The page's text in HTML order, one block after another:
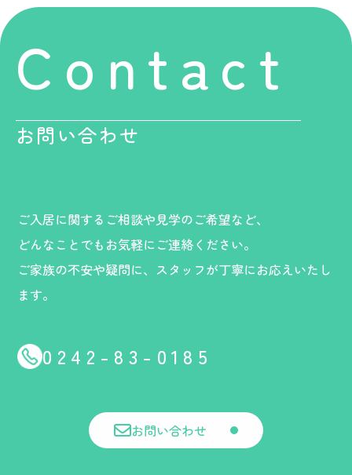
Contact
お問い合わせ
ご入居に関するご相談や見学のご希望など、
どんなことでもお気軽にご連絡ください。
ご家族の不安や疑問に、スタッフが丁寧にお応えいたし
ます。
0242-83-0185
お問い合わせ